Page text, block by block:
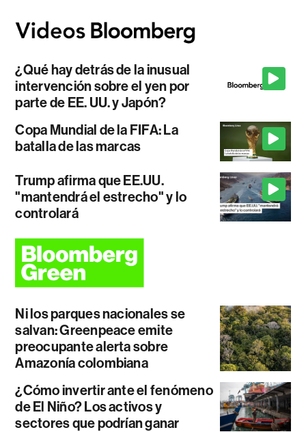
¿Qué hay detrás de la inusual
intervención sobre el yen por
parte de EE. UU. y Japón?
Copa Mundial de la FIFA: La
batalla de las marcas
Trump afirma que EE.UU.
"mantendrá el estrecho" y lo
controlará
Ni los parques nacionales se
salvan: Greenpeace emite
preocupante alerta sobre
Amazonía colombiana
¿Cómo invertir ante el fenómeno
de El Niño? Los activos y
sectores que podrían ganar